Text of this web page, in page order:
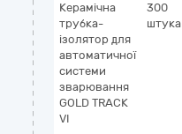
Керамічна
трубка-
ізолятор для
автоматичної
системи
зварювання
GOLD TRACK
VI
300
штука